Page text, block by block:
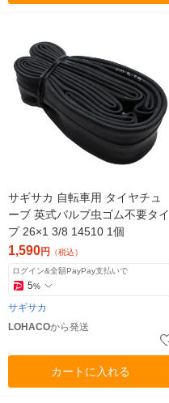
サギサカ 自転車用 タイヤチュ
ーブ 英式バルブ虫ゴム不要タイ
プ 26×1 3/8 14510 1個
1,590円 （税込）
ログイン&全額PayPay支払いで
5%
サギサカ
LOHACOから発送
カートに入れる